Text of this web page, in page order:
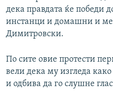
дека правдата ќе победи
инстанци и домашни и
Димитровски.
По сите овие протести
вели дека му изгледа
и одбива да го слушне